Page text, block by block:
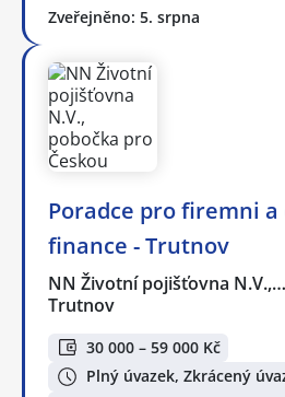
Zveřejněno: 5. srpna
Poradce pro firemni a
finance - Trutnov
NN Životní pojišťovna N.V.,…
Trutnov
30 000 – 59 000 Kč
Plný úvazek, Zkrácený